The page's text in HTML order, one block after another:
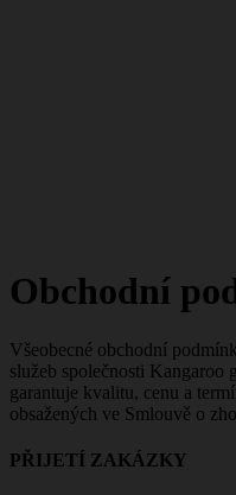
Obchodní
Všeobecné obchodní
služeb společnosti Kangaroo
garantuje kvalitu, cenu a
obsažených ve Smlouvě o
PŘIJETÍ ZAKÁZKY